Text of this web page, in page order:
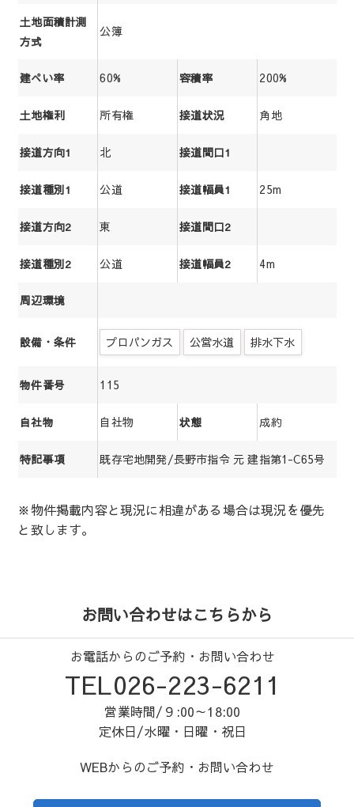
土地面積計測
方式
公簿
建ぺい率 60% 容積率 200%
土地権利 所有権 接道状況 角地
接道方向1 北 接道間口1
接道種別1 公道 接道幅員1 25m
接道方向2 東 接道間口2
接道種別2 公道 接道幅員2 4m
周辺環境
設備・条件 プロパンガス 公営水道 排水下水
物件番号 115
自社物 自社物 状態 成約
特記事項 既存宅地開発/長野市指令 元 建指第1-C65号
※物件掲載内容と現況に相違がある場合は現況を優先
と致します。
お問い合わせはこちらから
お電話からのご予約・お問い合わせ
TEL026-223-6211
営業時間/９:00～18:00
定休日/水曜・日曜・祝日
WEBからのご予約・お問い合わせ